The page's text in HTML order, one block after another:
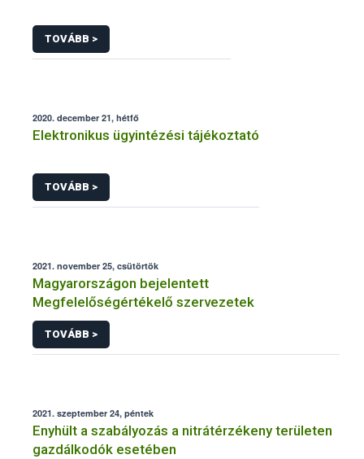
TOVÁBB >
2020. december 21, hétfő
Elektronikus ügyintézési tájékoztató
TOVÁBB >
2021. november 25, csütörtök
Magyarországon bejelentett
Megfelelőségértékelő szervezetek
TOVÁBB >
2021. szeptember 24, péntek
Enyhült a szabályozás a nitrátérzékeny területen
gazdálkodók esetében